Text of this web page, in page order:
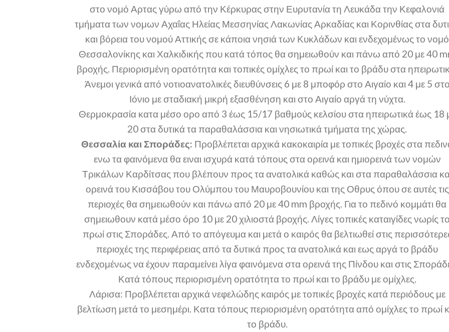
στο νομό Αρτας γύρω από την Κέρκυρας στην Ευρυτανία τη Λευκάδα την Κεφαλονιά
τμήματα των νομων Αχαΐας Ηλείας Μεσσηνίας Λακωνίας Αρκαδίας και Κορινθίας στα
και βόρεια του νομού Αττικής σε κάποια νησιά των Κυκλάδων και ενδεχομένως το νομό
Θεσσαλονίκης και Χαλκιδικής που κατά τόπος θα σημειωθούν και πάνω από 20 με 40
βροχής. Περιορισμένη ορατότητα και τοπικές ομίχλες το πρωί και το βράδυ στα
Άνεμοι γενικά από νοτιοανατολικές διευθύνσεις 6 με 8 μποφόρ στο Αιγαίο και 4 με 5 στο
Ιόνιο με σταδιακή μικρή εξασθένηση και στο Αιγαίο αργά τη νύχτα.
Θερμοκρασία κατα μέσο ορο από 3 έως 15/17 βαθμούς κελσίου στα ηπειρωτικά έως 18
20 στα δυτικά τα παραθαλάσσια και νησιωτικά τμήματα της χώρας.
Θεσσαλία και Σποράδες: Προβλέπεται αρχικά κακοκαιρία με τοπικές βροχές στα
ενω τα φαινόμενα θα ειναι ισχυρά κατά τόπους στα ορεινά και ημιορεινά των νομών
Τρικάλων Καρδίτσας που βλέπουν προς τα ανατολικά καθώς και στα παραθαλάσσια
ορεινά του Κισσάβου του Ολύμπου του Μαυροβουνίου και της Οθρυς όπου σε αυτές τις
περιοχές θα σημειωθούν και πάνω από 20 με 40 mm βροχής. Για το πεδινό κομμάτι θα
σημειωθουν κατά μέσο όρο 10 με 20 χιλιοστά βροχής. Λίγες τοπικές καταιγίδες νωρίς το
πρωί στις Σποράδες. Από το απόγευμα και μετά ο καιρός θα βελτιωθεί στις
περιοχές της περιφέρειας από τα δυτικά προς τα ανατολικά και εως αργά το βράδυ
ενδεχομένως να έχουν παραμείνει λίγα φαινόμενα στα ορεινά της Πίνδου και στις
Κατά τόπους περιορισμένη ορατότητα το πρωί και το βράδυ με ομίχλες.
Λάρισα: Προβλέπεται αρχικά νεφελώδης καιρός με τοπικές βροχές κατά περιόδους με
βελτίωση μετά το μεσημέρι. Κατα τόπους περιορισμένη ορατότητα από ομίχλες το πρωί
το βράδυ.